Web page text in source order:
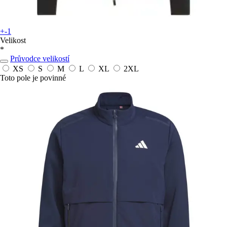
+-1
Velikost
*
Průvodce velikostí
XS
S M L XL
2XL
Toto pole je povinné